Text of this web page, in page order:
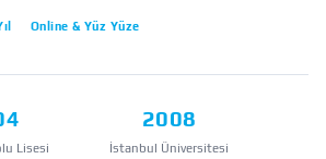
Online & Yüz Yüze
Lisesi
2008
İstanbul Üniversitesi